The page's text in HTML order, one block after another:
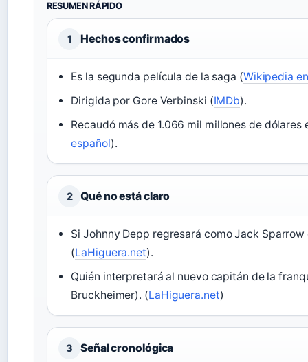
RESUMEN RÁPIDO
1 Hechos confirmados
Es la segunda película de la saga (Wikipedia
Dirigida por Gore Verbinski (IMDb).
Recaudó más de 1.066 mil millones de dólares
español).
2 Qué no está claro
Si Johnny Depp regresará como Jack
(LaHiguera.net).
Quién interpretará al nuevo capitán de la
Bruckheimer). (LaHiguera.net)
3 Señal cronológica